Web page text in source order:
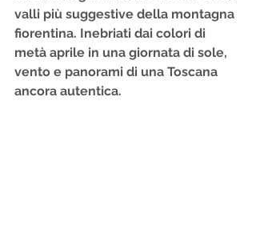
valli più suggestive della montagna
fiorentina. Inebriati dai colori di
metà aprile in una giornata di sole,
vento e panorami di una Toscana
ancora autentica.